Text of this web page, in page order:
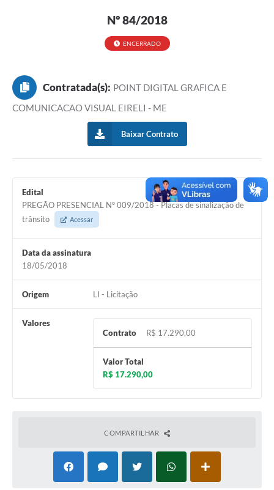
Taxas de Inscrição/Guia de Arrecadação / Tributos
Plano Diretor Participativo de Serro/MG
Planejamento e Orçamento Público: PPA - LOA -
LDO
Licitações
Sala Mineira do Empreendedor de Serro/MG
Organizações da Sociedade Civil
Turismo
Horário - Linhas Municipais de Coletivos
Lei Aldir Blanc
Emissão de Contracheque
Chamamento Público
SIC
Covid -19 em Serro
Nº 84/2018
ENCERRADO
Contratada(s): POINT DIGITAL GRAFICA E
COMUNICACAO VISUAL EIRELI - ME
Baixar Contrato
Edital
PREGÃO PRESENCIAL Nº 009/2018 - Placas de sinalização de
trânsito
Acessar
Data da assinatura
18/05/2018
Origem LI - Licitação
Valores
Contrato
R$ 17.290,00
Valor Total
R$ 17.290,00
COMPARTILHAR